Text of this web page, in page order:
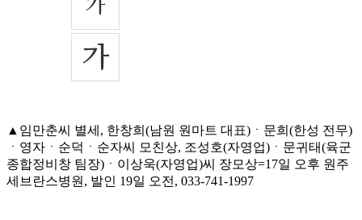
▲임만춘씨 별세, 한창희(남원 원마트 대표)ㆍ문희(한성 전무)
ㆍ영자ㆍ순덕ㆍ순자씨 모친상, 조성호(자영업)ㆍ문귀태(육군
종합정비창 팀장)ㆍ이상욱(자영업)씨 장모상=17일 오후 원주
세브란스병원, 발인 19일 오전, 033-741-1997